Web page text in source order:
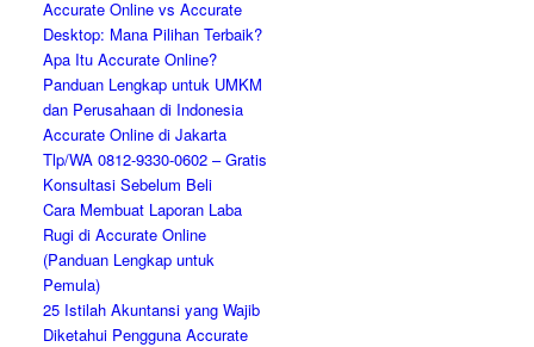
Accurate Online vs Accurate
Desktop: Mana Pilihan Terbaik?
Apa Itu Accurate Online?
Panduan Lengkap untuk UMKM
dan Perusahaan di Indonesia
Accurate Online di Jakarta
Tlp/WA 0812-9330-0602 – Gratis
Konsultasi Sebelum Beli
Cara Membuat Laporan Laba
Rugi di Accurate Online
(Panduan Lengkap untuk
Pemula)
25 Istilah Akuntansi yang Wajib
Diketahui Pengguna Accurate